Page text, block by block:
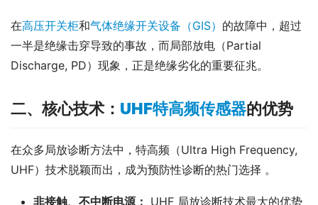
在高压开关柜和气体绝缘开关设备（GIS） 的故障中，超过
一半是绝缘击穿导致的事故，而局部放电（Partial
Discharge, PD）现象，正是绝缘劣化的重要征兆。
二、核心技术： UHF特高频传感器的优势
在众多局放诊断方法中，特高频（Ultra High Frequency,
UHF）技术脱颖而出，成为预防性诊断的热门选择 。
非接触、不中断电源： UHF 局放诊断技术最大的优势